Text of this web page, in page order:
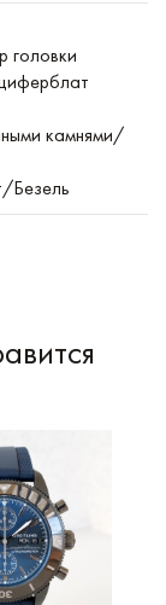
головки
камнями/
Безель